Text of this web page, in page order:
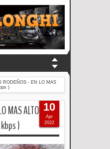
RODEÑOS - EN LO MAS
)
MAS ALTO -
)
10
Apr
2022